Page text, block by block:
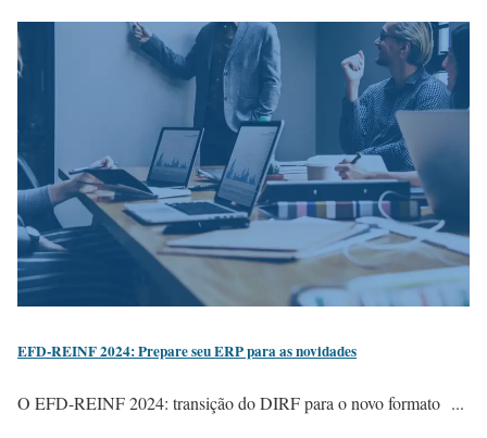
EFD-REINF 2024: Prepare seu ERP para as novidades
O EFD-REINF 2024: transição do DIRF para o novo formato ...